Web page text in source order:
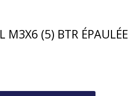
M3X6 (5) BTR ÉPAULÉE